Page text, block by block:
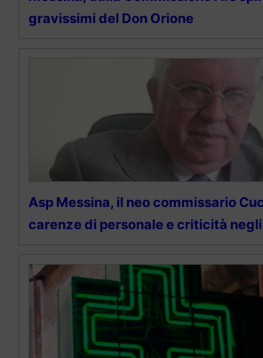
gravissimi del Don Orione
Asp Messina, il neo commissario
carenze di personale e criticità